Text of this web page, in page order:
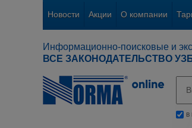
Новости Акции О компании
Информационно-поисковые и
ВСЕ ЗАКОНОДАТЕЛЬСТВО
в